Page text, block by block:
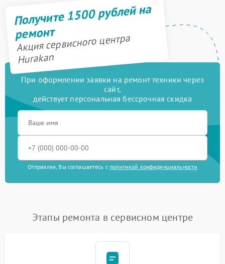
Получите 1500 рублей на
ремонт
Акция сервисного центра
Hurakan
При оформлении заявки на ремонт техники через
сайт,
действует персональная бессрочная скидка
Отправляя, Вы соглашаетесь с политикой конфиденциальности
Этапы ремонта в сервисном центре